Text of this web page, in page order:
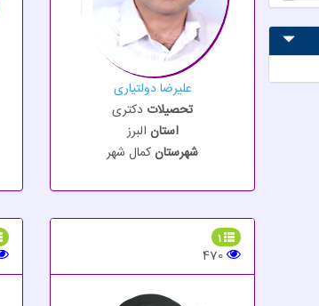
علیرضا دولتیاری
تحصیلات دکتری
استان البرز
شهرستانکمال شهر
1